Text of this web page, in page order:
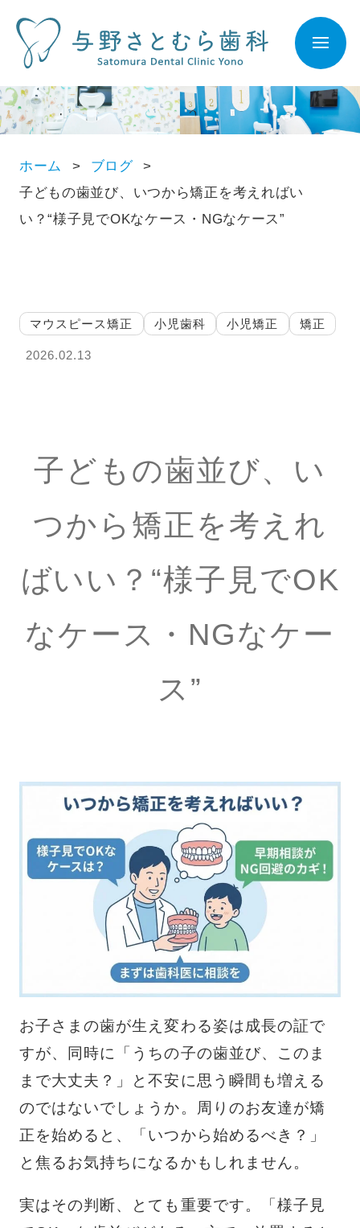
ホーム
ブログ
子どもの歯並び、いつから矯正を考えればい
い？“様子見でOKなケース・NGなケース”
マウスピース矯正 小児歯科 小児矯正 矯正
2026.02.13
子どもの歯並び、い
つから矯正を考えれ
ばいい？“様子見でOK
なケース・NGなケー
ス”
お子さまの歯が生え変わる姿は成長の証で
すが、同時に「うちの子の歯並び、このま
まで大丈夫？」と不安に思う瞬間も増える
のではないでしょうか。周りのお友達が矯
正を始めると、「いつから始めるべき？」
と焦るお気持ちになるかもしれません。
実はその判断、とても重要です。「様子見